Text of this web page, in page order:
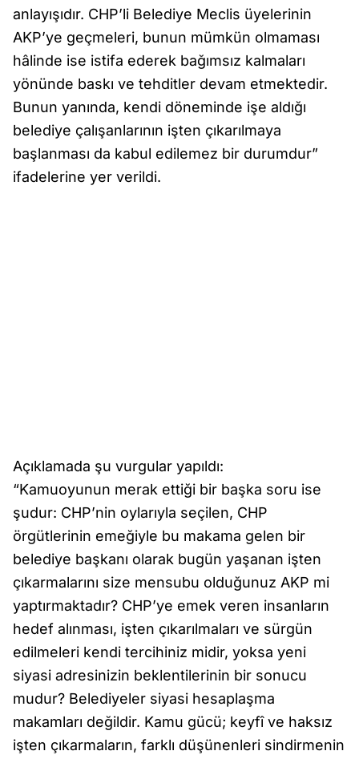
anlayışıdır. CHP’li Belediye Meclis üyelerinin
AKP’ye geçmeleri, bunun mümkün olmaması
hâlinde ise istifa ederek bağımsız kalmaları
yönünde baskı ve tehditler devam etmektedir.
Bunun yanında, kendi döneminde işe aldığı
belediye çalışanlarının işten çıkarılmaya
başlanması da kabul edilemez bir durumdur”
ifadelerine yer verildi.
Açıklamada şu vurgular yapıldı:
“Kamuoyunun merak ettiği bir başka soru ise
şudur: CHP’nin oylarıyla seçilen, CHP
örgütlerinin emeğiyle bu makama gelen bir
belediye başkanı olarak bugün yaşanan işten
çıkarmalarını size mensubu olduğunuz AKP mi
yaptırmaktadır? CHP’ye emek veren insanların
hedef alınması, işten çıkarılmaları ve sürgün
edilmeleri kendi tercihiniz midir, yoksa yeni
siyasi adresinizin beklentilerinin bir sonucu
mudur? Belediyeler siyasi hesaplaşma
makamları değildir. Kamu gücü; keyfî ve haksız
işten çıkarmaların, farklı düşünenleri sindirmenin